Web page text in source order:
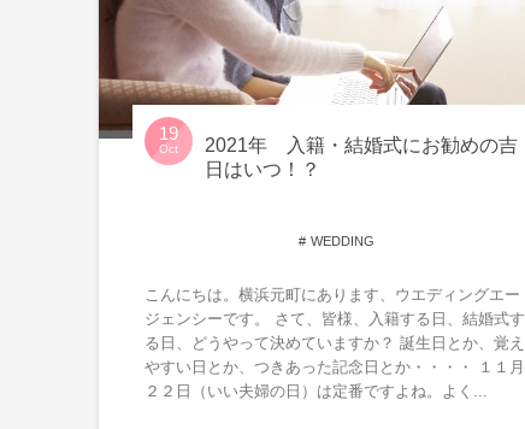
19
Oct
2021年 入籍・結婚式にお勧めの吉
日はいつ！？
WEDDING
こんにちは。横浜元町にあります、ウエディングエー
ジェンシーです。 さて、皆様、入籍する日、結婚式す
る日、どうやって決めていますか？ 誕生日とか、覚え
やすい日とか、つきあった記念日とか・・・・ １１月
２２日（いい夫婦の日）は定番ですよね。よく...